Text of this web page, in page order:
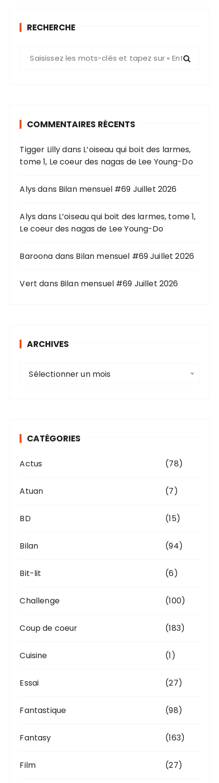
RECHERCHE
e
p
u
:
COMMENTAIRES RÉCENTS
Tigger Lillydans L’oiseau qui boit des larmes,
tome 1, Le coeur des nagas de Lee Young-Do
Alys dans Bilan mensuel #69 Juillet 2026
Alys dans L’oiseau qui boit des larmes, tome 1,
Le coeur des nagas de Lee Young-Do
Baroona dans Bilan mensuel #69 Juillet 2026
Vert dans Bilan mensuel #69 Juillet 2026
ARCHIVES
e
Sélectionner un mois
CATÉGORIES
Actus (78)
Atuan (7)
BD (15)
Bilan (94)
Bit-lit (6)
Challenge (100)
Coup de coeur (183)
Cuisine (1)
Essai (27)
Fantastique (98)
Fantasy (163)
Film (27)